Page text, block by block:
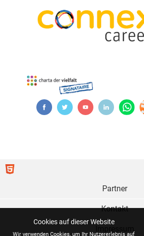
Cookies auf dieser Website
Wir verwenden Cookies, um Ihr Nutzererlebnis auf
Partner
Kontakt